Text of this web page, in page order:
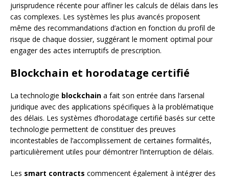
jurisprudence récente pour affiner les calculs de délais dans les
cas complexes. Les systèmes les plus avancés proposent
même des recommandations d’action en fonction du profil de
risque de chaque dossier, suggérant le moment optimal pour
engager des actes interruptifs de prescription.
Blockchain et horodatage certifié
La technologie blockchain a fait son entrée dans l’arsenal
juridique avec des applications spécifiques à la problématique
des délais. Les systèmes d’horodatage certifié basés sur cette
technologie permettent de constituer des preuves
incontestables de l’accomplissement de certaines formalités,
particulièrement utiles pour démontrer l’interruption de délais.
Les smart contracts commencent également à intégrer des